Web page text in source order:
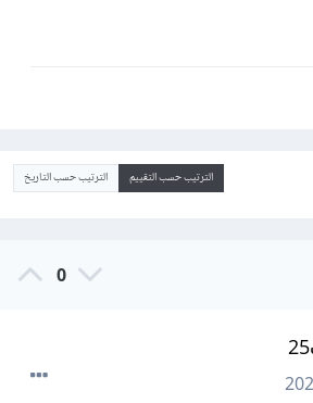
الترتيب حسب التقييم الترتيب حسب التاريخ
0